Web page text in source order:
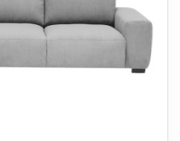
+
+